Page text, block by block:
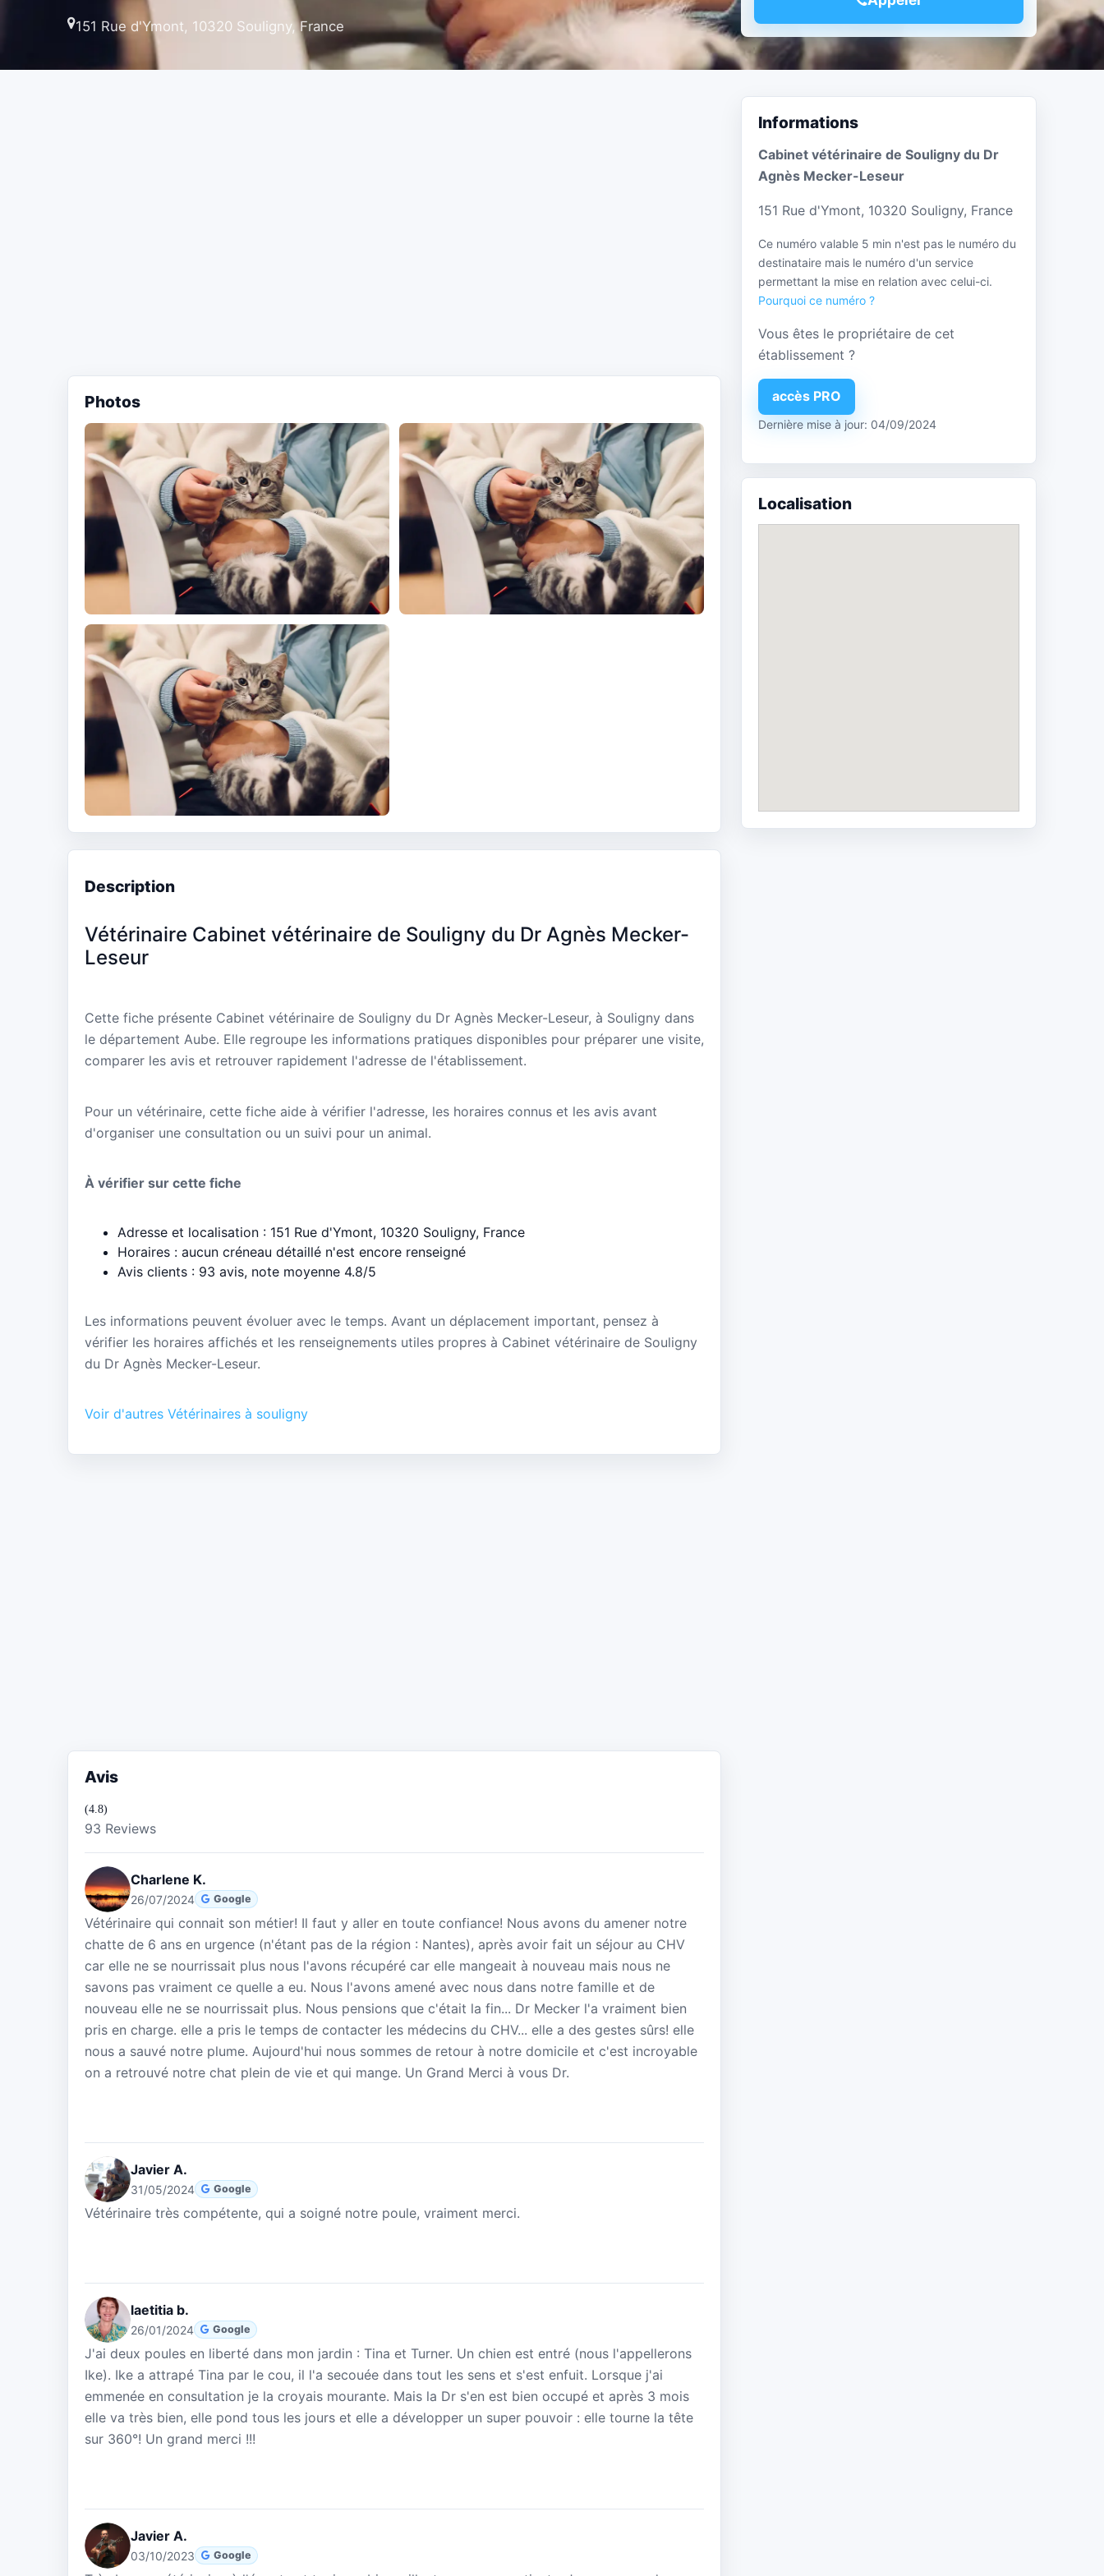
151 Rue d'Ymont, 10320 Souligny, France
Photos
Description
Vétérinaire Cabinet vétérinaire de Souligny du Dr Agnès Mecker-
Leseur
Cette fiche présente Cabinet vétérinaire de Souligny du Dr Agnès Mecker-Leseur, à Souligny dans
le département Aube. Elle regroupe les informations pratiques disponibles pour préparer une visite,
comparer les avis et retrouver rapidement l'adresse de l'établissement.
Pour un vétérinaire, cette fiche aide à vérifier l'adresse, les horaires connus et les avis avant
d'organiser une consultation ou un suivi pour un animal.
À vérifier sur cette fiche
Adresse et localisation : 151 Rue d'Ymont, 10320 Souligny, France
Horaires : aucun créneau détaillé n'est encore renseigné
Avis clients : 93 avis, note moyenne 4.8/5
Les informations peuvent évoluer avec le temps. Avant un déplacement important, pensez à
vérifier les horaires affichés et les renseignements utiles propres à Cabinet vétérinaire de Souligny
du Dr Agnès Mecker-Leseur.
Voir d'autres Vétérinaires à souligny
Avis
(4.8)
93 Reviews
Charlene K.
26/07/2024 Google
Vétérinaire qui connait son métier! Il faut y aller en toute confiance! Nous avons du amener notre
chatte de 6 ans en urgence (n'étant pas de la région : Nantes), après avoir fait un séjour au CHV
car elle ne se nourrissait plus nous l'avons récupéré car elle mangeait à nouveau mais nous ne
savons pas vraiment ce quelle a eu. Nous l'avons amené avec nous dans notre famille et de
nouveau elle ne se nourrissait plus. Nous pensions que c'était la fin... Dr Mecker l'a vraiment bien
pris en charge. elle a pris le temps de contacter les médecins du CHV... elle a des gestes sûrs! elle
nous a sauvé notre plume. Aujourd'hui nous sommes de retour à notre domicile et c'est incroyable
on a retrouvé notre chat plein de vie et qui mange. Un Grand Merci à vous Dr.
Javier A.
31/05/2024 Google
Vétérinaire très compétente, qui a soigné notre poule, vraiment merci.
laetitia b.
26/01/2024 Google
J'ai deux poules en liberté dans mon jardin : Tina et Turner. Un chien est entré (nous l'appellerons
Ike). Ike a attrapé Tina par le cou, il l'a secouée dans tout les sens et s'est enfuit. Lorsque j'ai
emmenée en consultation je la croyais mourante. Mais la Dr s'en est bien occupé et après 3 mois
elle va très bien, elle pond tous les jours et elle a développer un super pouvoir : elle tourne la tête
sur 360°! Un grand merci !!!
Javier A.
03/10/2023 Google
Informations
Cabinet vétérinaire de Souligny du Dr
Agnès Mecker-Leseur
151 Rue d'Ymont, 10320 Souligny, France
Ce numéro valable 5 min n'est pas le numéro du
destinataire mais le numéro d'un service
permettant la mise en relation avec celui-ci.
Pourquoi ce numéro ?
Vous êtes le propriétaire de cet
établissement ?
accès PRO
Dernière mise à jour: 04/09/2024
Localisation